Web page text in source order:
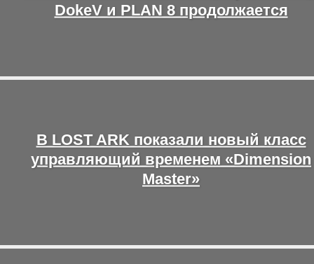
DokeV и PLAN 8 продолжается
В LOST ARK показали новый класс
управляющий временем «Dimension
Master»